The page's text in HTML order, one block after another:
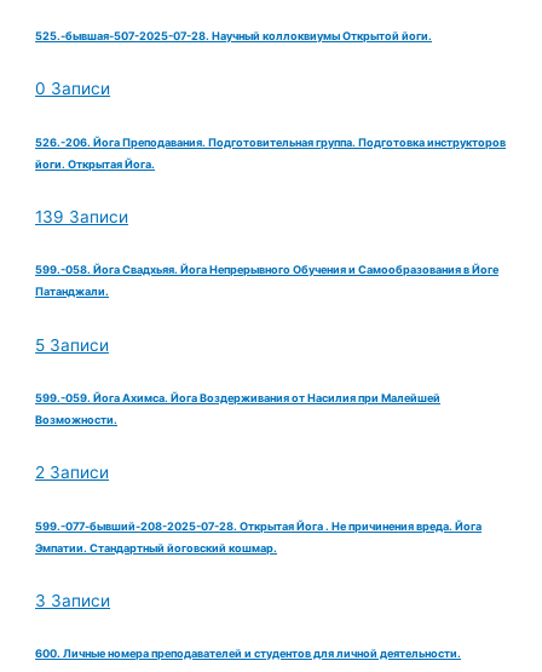
525.-бывшая-507-2025-07-28. Научный коллоквиумы Открытой йоги.
0 Записи
526.-206. Йога Преподавания. Подготовительная группа. Подготовка инструкторов
йоги. Открытая Йога.
139 Записи
599.-058. Йога Свадхьяя. Йога Непрерывного Обучения и Самообразования в Йоге
Патанджали.
5 Записи
599.-059. Йога Ахимса. Йога Воздерживания от Насилия при Малейшей
Возможности.
2 Записи
599.-077-бывший-208-2025-07-28. Открытая Йога . Не причинения вреда. Йога
Эмпатии. Стандартный йоговский кошмар.
3 Записи
600. Личные номера преподавателей и студентов для личной деятельности.